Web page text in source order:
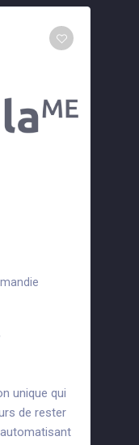
unique qui
de rester